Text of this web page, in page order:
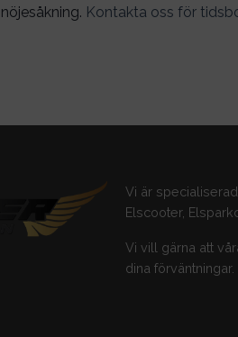
Kontakta oss för
Vi är
Elscooter,
Vi vill gärna att
dina förväntningar.